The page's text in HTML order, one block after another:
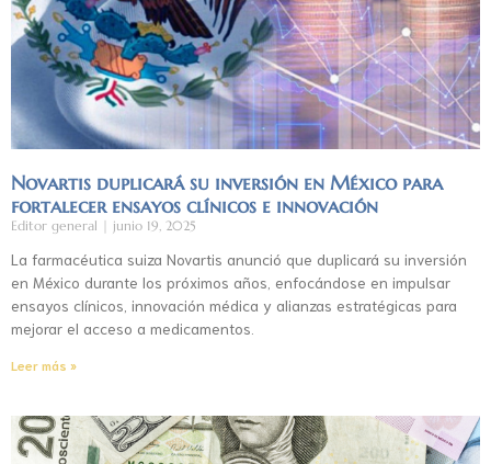
Novartis duplicará su inversión en México para
fortalecer ensayos clínicos e innovación
Editor general junio 19, 2025
La farmacéutica suiza Novartis anunció que duplicará su inversión
en México durante los próximos años, enfocándose en impulsar
ensayos clínicos, innovación médica y alianzas estratégicas para
mejorar el acceso a medicamentos.
Leer más »